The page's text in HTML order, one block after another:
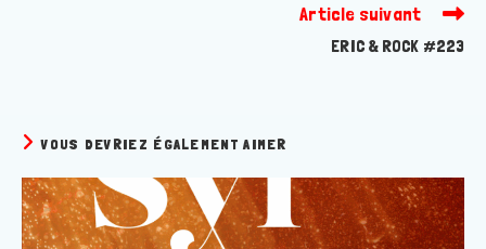
Article suivant
ERIC & ROCK #223
VOUS DEVRIEZ ÉGALEMENT AIMER